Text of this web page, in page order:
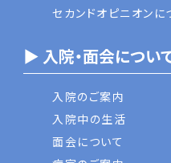
セカンドオピニオンに
▶ 入院・面会につい
入院のご案内
入院中の生活
面会について